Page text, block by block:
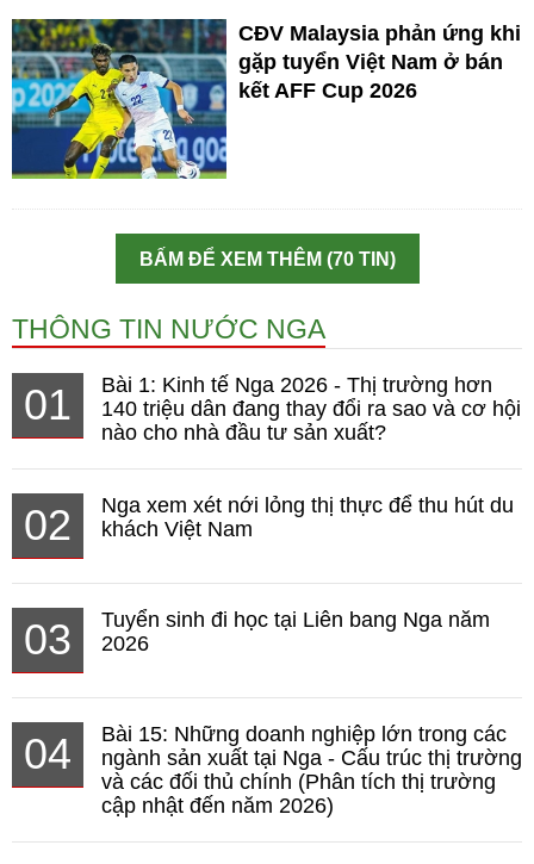
CĐV Malaysia phản ứng khi
gặp tuyển Việt Nam ở bán
kết AFF Cup 2026
BẤM ĐỂ XEM THÊM (70 TIN)
THÔNG TIN NƯỚC NGA
01
Bài 1: Kinh tế Nga 2026 - Thị trường hơn
140 triệu dân đang thay đổi ra sao và cơ hội
nào cho nhà đầu tư sản xuất?
02
Nga xem xét nới lỏng thị thực để thu hút du
khách Việt Nam
03
Tuyển sinh đi học tại Liên bang Nga năm
2026
04
Bài 15: Những doanh nghiệp lớn trong các
ngành sản xuất tại Nga - Cấu trúc thị trường
và các đối thủ chính (Phân tích thị trường
cập nhật đến năm 2026)